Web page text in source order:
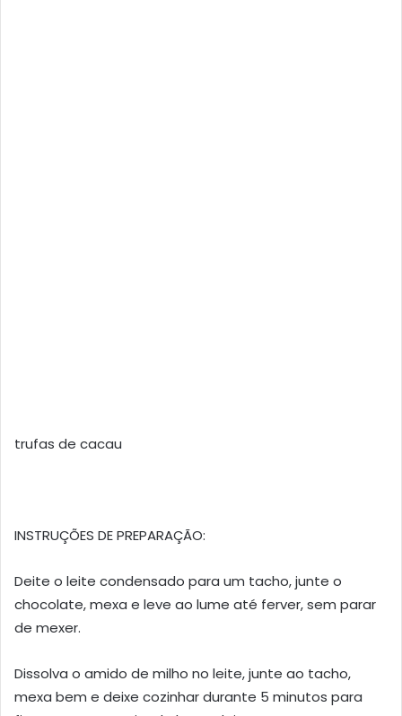
trufas de cacau
INSTRUÇÕES DE PREPARAÇÃO:
Deite o leite condensado para um tacho, junte o
chocolate, mexa e leve ao lume até ferver, sem parar
de mexer.
Dissolva o amido de milho no leite, junte ao tacho,
mexa bem e deixe cozinhar durante 5 minutos para